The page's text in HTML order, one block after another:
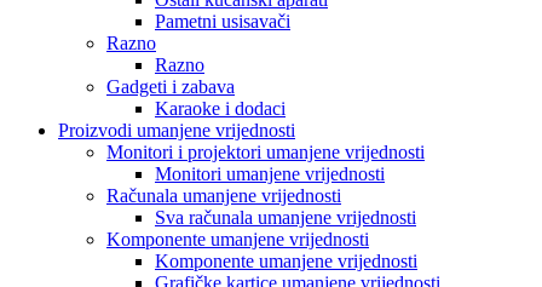
Pametni usisavači
Razno
Razno
Gadgeti i zabava
Karaoke i dodaci
Proizvodi umanjene vrijednosti
Monitori i projektori umanjene vrijednosti
Monitori umanjene vrijednosti
Računala umanjene vrijednosti
Sva računala umanjene vrijednosti
Komponente umanjene vrijednosti
Komponente umanjene vrijednosti
Grafičke kartice umanjene vrijednosti